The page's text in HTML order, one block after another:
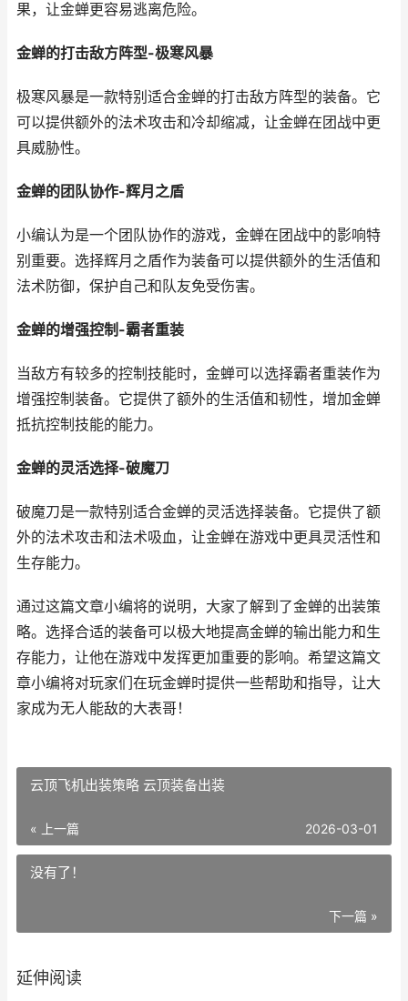
果，让金蝉更容易逃离危险。
金蝉的打击敌方阵型-极寒风暴
极寒风暴是一款特别适合金蝉的打击敌方阵型的装备。它
可以提供额外的法术攻击和冷却缩减，让金蝉在团战中更
具威胁性。
金蝉的团队协作-辉月之盾
小编认为是一个团队协作的游戏，金蝉在团战中的影响特
别重要。选择辉月之盾作为装备可以提供额外的生活值和
法术防御，保护自己和队友免受伤害。
金蝉的增强控制-霸者重装
当敌方有较多的控制技能时，金蝉可以选择霸者重装作为
增强控制装备。它提供了额外的生活值和韧性，增加金蝉
抵抗控制技能的能力。
金蝉的灵活选择-破魔刀
破魔刀是一款特别适合金蝉的灵活选择装备。它提供了额
外的法术攻击和法术吸血，让金蝉在游戏中更具灵活性和
生存能力。
通过这篇文章小编将的说明，大家了解到了金蝉的出装策
略。选择合适的装备可以极大地提高金蝉的输出能力和生
存能力，让他在游戏中发挥更加重要的影响。希望这篇文
章小编将对玩家们在玩金蝉时提供一些帮助和指导，让大
家成为无人能敌的大表哥！
云顶飞机出装策略 云顶装备出装
« 上一篇 2026-03-01
没有了！
下一篇 »
延伸阅读